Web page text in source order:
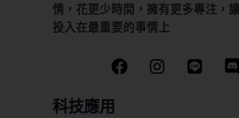
情，花更少時間，擁有更多專注，
投入在最重要的事情上
科技應用